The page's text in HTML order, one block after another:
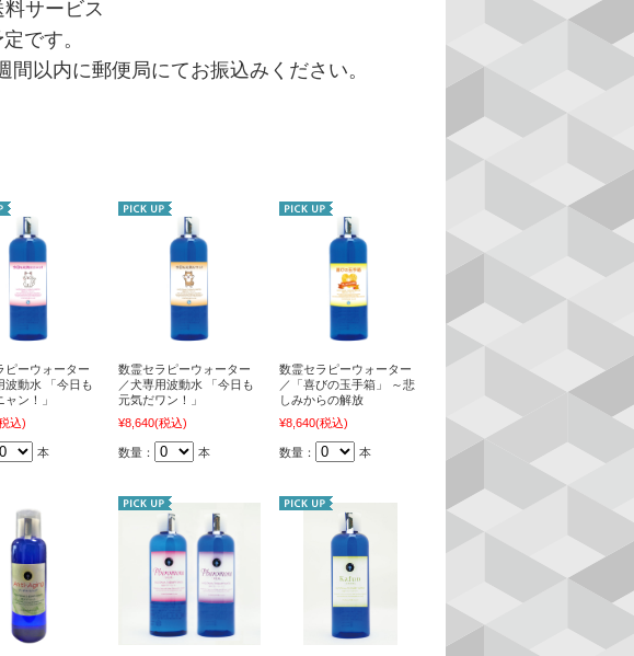
サービス
です。
以内に郵便局にてお振込みください。
ピーウォーター
波動水 「今日も
ン！」
込)
本
数霊セラピーウォーター
／犬専用波動水 「今日も
元気だワン！」
¥8,640(税込)
数量： 本
数霊セラピーウォーター
／「喜びの玉手箱」 ～悲
しみからの解放
¥8,640(税込)
数量： 本